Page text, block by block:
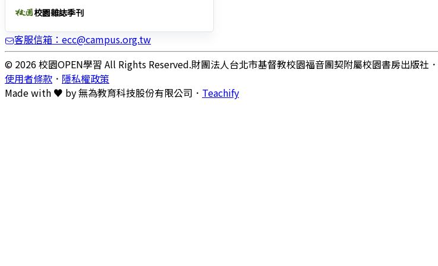
校園雜誌季刊
客服信箱：ecc@campus.org.tw
© 2026 校園OPEN學習 All Rights Reserved.財團法人台北市基督教校園福音團契附屬校園書房出版社 ．
使用者條款 ． 隱私權政策
Made with ♥ by無為教育科技股份有限公司． Teachify